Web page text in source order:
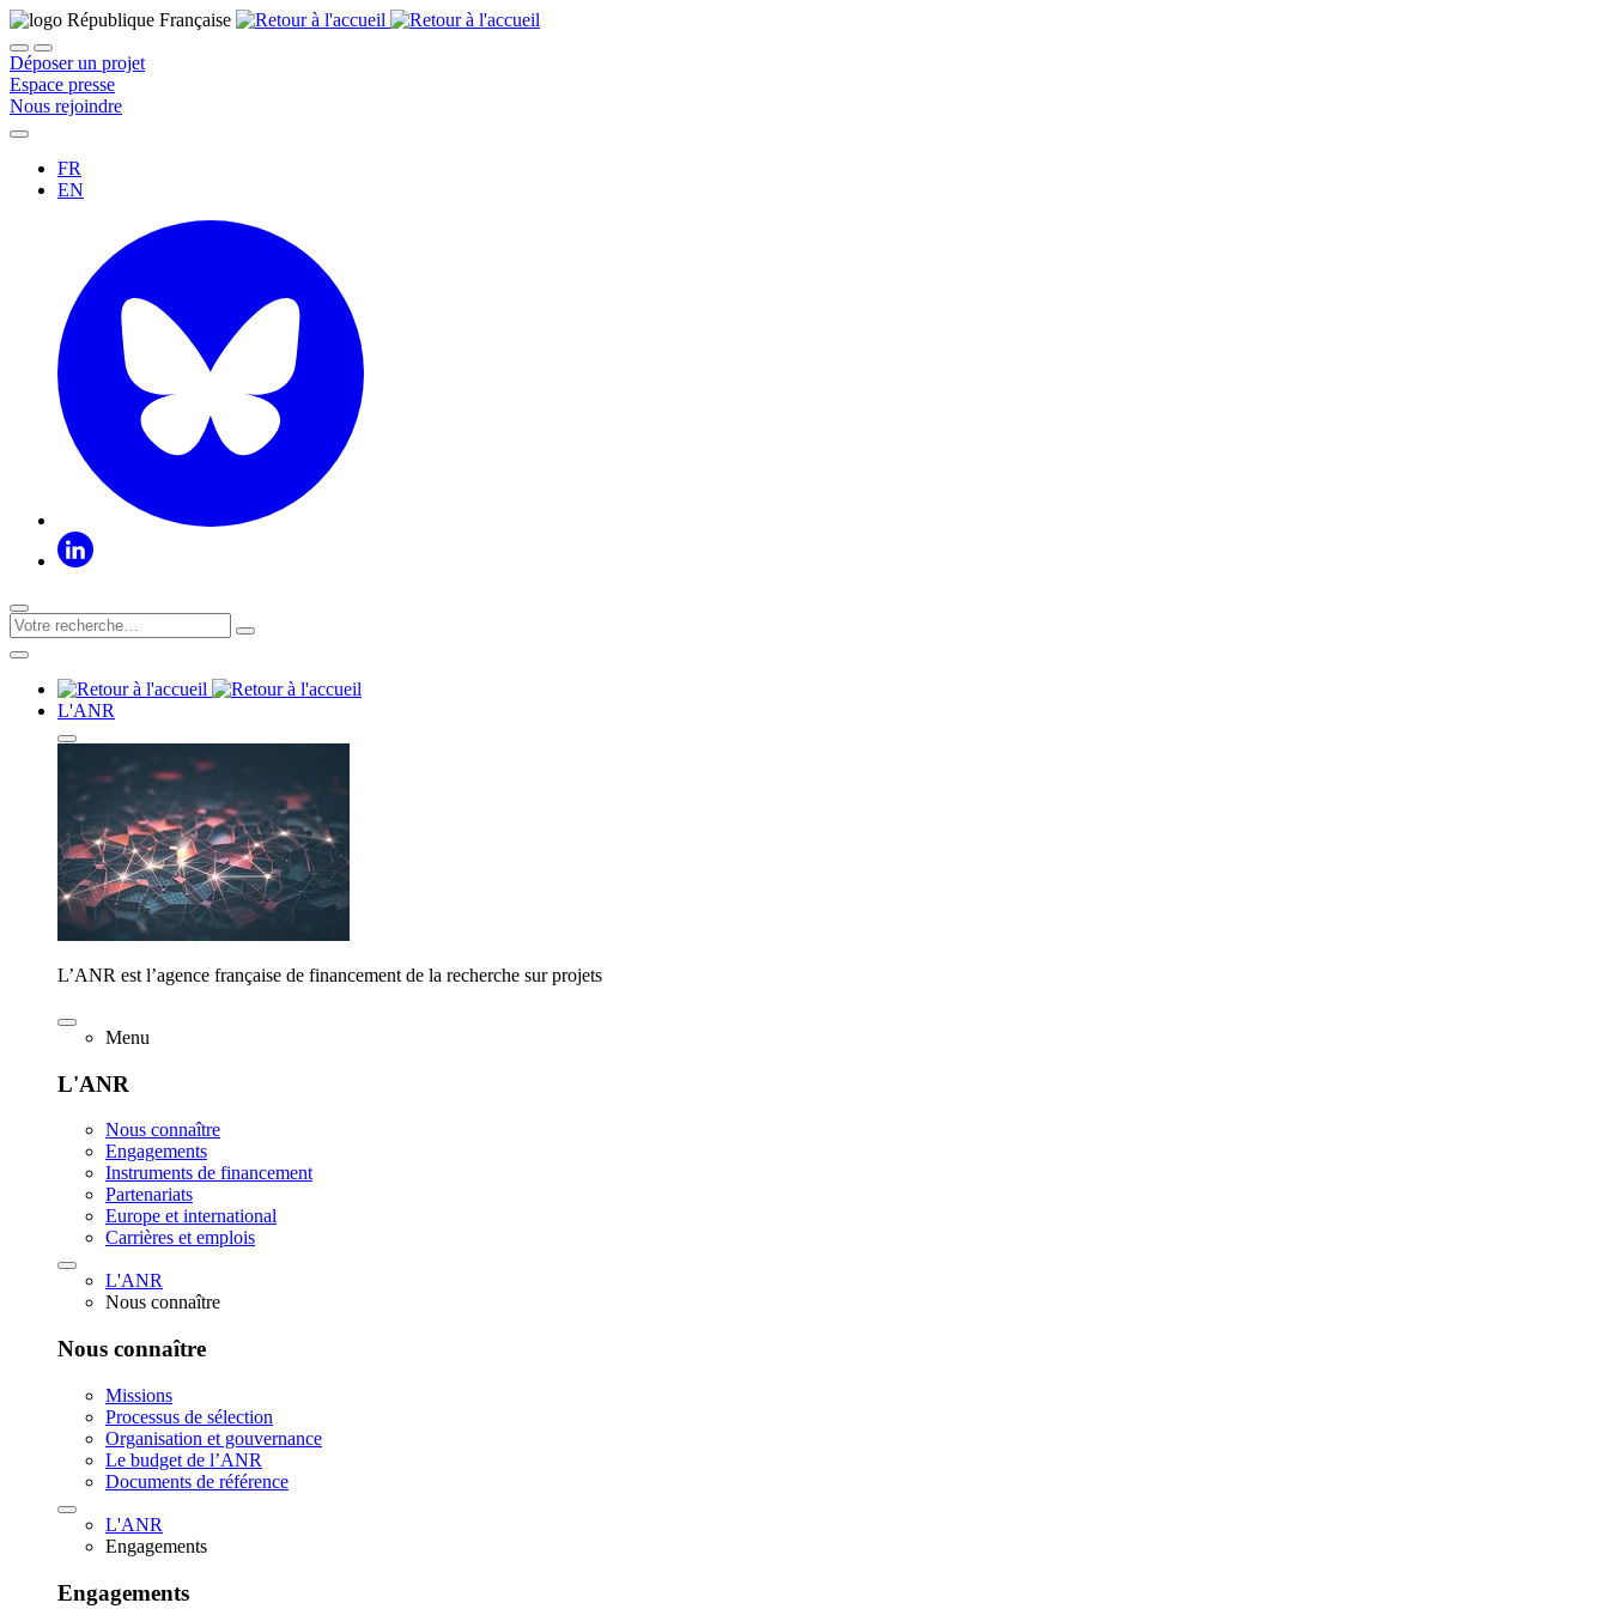
Déposer un projet
Espace presse
Nous rejoindre
FR
EN
L'ANR
L’ANR est l’agence française de financement de la recherche sur projets
Menu
L'ANR
Nous connaître
Engagements
Instruments de financement
Partenariats
Europe et international
Carrières et emplois
L'ANR
Nous connaître
Nous connaître
Missions
Processus de sélection
Organisation et gouvernance
Le budget de l’ANR
Documents de référence
L'ANR
Engagements
Engagements